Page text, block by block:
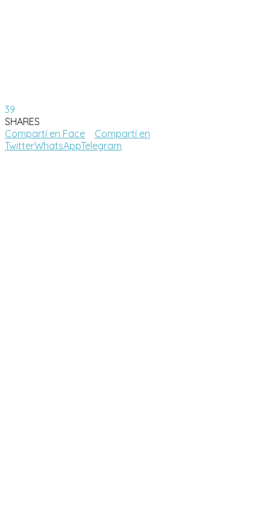
39
SHARES
Compartí en Face
Compartí en
TwitterWhatsAppTelegram